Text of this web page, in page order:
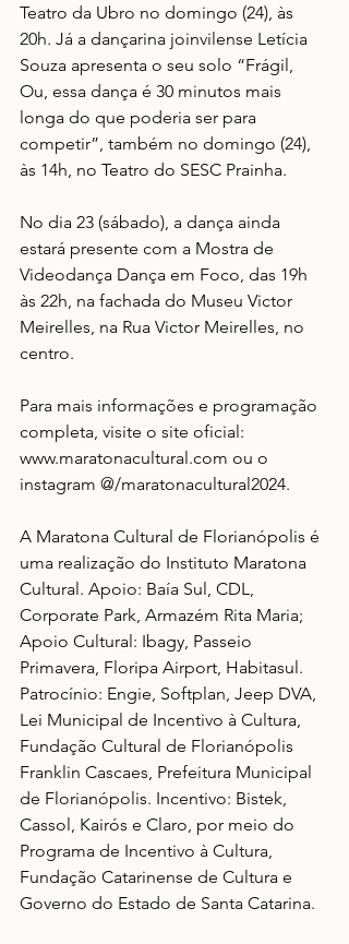
Teatro da Ubro no domingo (24), às
20h. Já a dançarina joinvilense Letícia
Souza apresenta o seu solo “Frágil,
Ou, essa dança é 30 minutos mais
longa do que poderia ser para
competir”, também no domingo (24),
às 14h, no Teatro do SESC Prainha.
No dia 23 (sábado), a dança ainda
estará presente com a Mostra de
Videodança Dança em Foco, das 19h
às 22h, na fachada do Museu Victor
Meirelles, na Rua Victor Meirelles, no
centro.
Para mais informações e programação
completa, visite o site oficial:
www.maratonacultural.com ou o
instagram @/maratonacultural2024.
A Maratona Cultural de Florianópolis é
uma realização do Instituto Maratona
Cultural. Apoio: Baía Sul, CDL,
Corporate Park, Armazém Rita Maria;
Apoio Cultural: Ibagy, Passeio
Primavera, Floripa Airport, Habitasul.
Patrocínio: Engie, Softplan, Jeep DVA,
Lei Municipal de Incentivo à Cultura,
Fundação Cultural de Florianópolis
Franklin Cascaes, Prefeitura Municipal
de Florianópolis. Incentivo: Bistek,
Cassol, Kairós e Claro, por meio do
Programa de Incentivo à Cultura,
Fundação Catarinense de Cultura e
Governo do Estado de Santa Catarina.